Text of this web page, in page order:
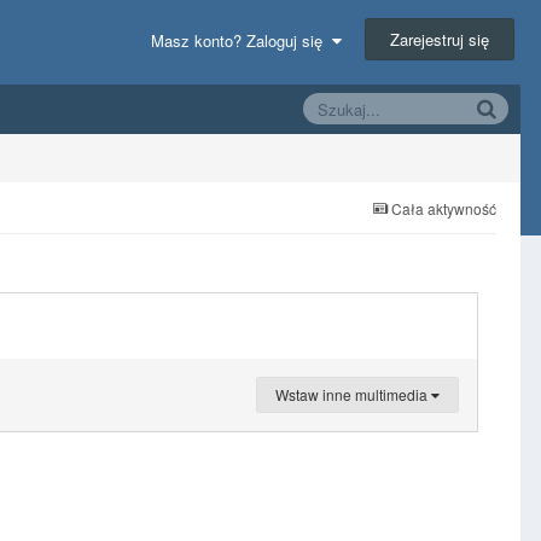
Masz konto? Zaloguj się Zarejestruj się
Cała aktywność
Wstaw inne multimedia